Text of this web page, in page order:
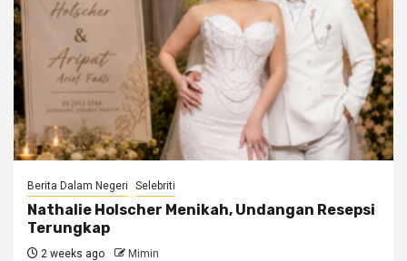
Berita Dalam Negeri Selebriti
Nathalie Holscher Menikah, Undangan Resepsi
Terungkap
2 weeks ago Mimin